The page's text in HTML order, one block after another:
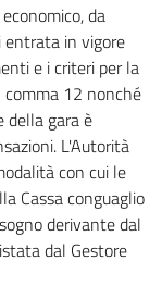
da
in vigore
e i criteri per la
12 nonché
della gara è
L'Autorità
con cui le
Cassa conguaglio
derivante dal
dal Gestore